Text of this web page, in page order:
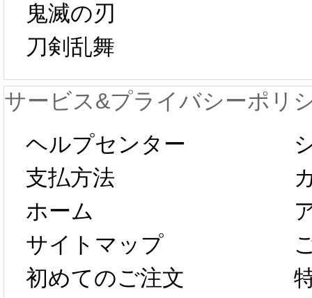
日から工場生産
が一時停止いた
します。 2月5日
以後のご注文
は、2月25日か
らコスプレ制
プレ
新春
字半
第二
鬼滅の刃
刀剣乱舞
サービス&プライバシーポリ
ヘルプセンター
支払方法
ホーム
サイトマップ
初めてのご注文